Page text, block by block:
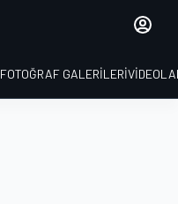
FOTOĞRAF GALERILERI